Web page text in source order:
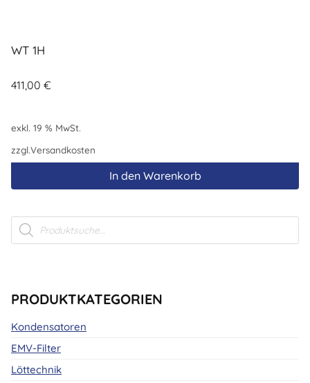
WT 1H
411,00 €
exkl. 19 % MwSt.
zzgl.Versandkosten
In den Warenkorb
Products
search
PRODUKTKATEGORIEN
Kondensatoren
EMV-Filter
Löttechnik